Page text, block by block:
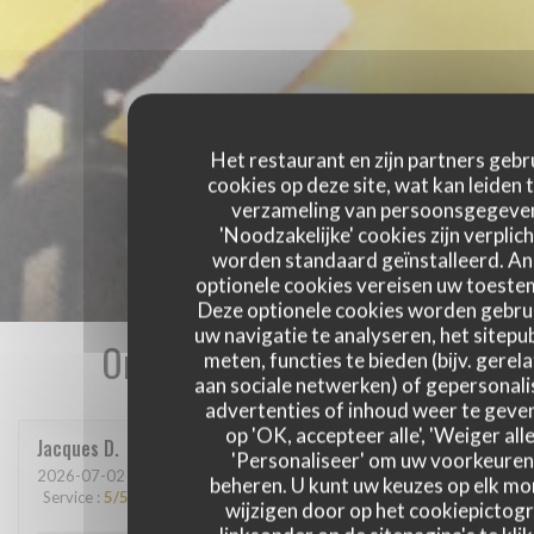
Het restaurant en zijn partners
cookies op deze site, wat kan leiden
verzameling van
'Noodzakelijke' cookies zijn
worden standaard geïnstalleerd.
optionele cookies vereisen uw
Deze optionele cookies worden
uw navigatie te analyseren, het
meten, functies te bieden (bijv.
aan sociale netwerken) of
advertenties of inhoud weer te
op 'OK, accepteer alle', 'Weiger
'Personaliseer' om uw
beheren. U kunt uw keuzes op elk
wijzigen door op het
Onze gastbeoordelingen
Jacques D
2026-07-02 - 19:00 - Gasten 2
Service : 5/5 :4/5 Keuken: 5/5 Kwaliteit / Prijs : 5/5